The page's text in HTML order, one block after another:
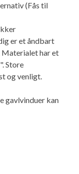
campingvogn
video
(Fås til
er et åndbart
Materialet har et
Store
og venligt.
gavlvinduer kan